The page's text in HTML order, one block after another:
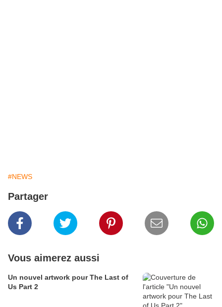
#NEWS
Partager
Vous aimerez aussi
Un nouvel artwork pour The Last of
Us Part 2